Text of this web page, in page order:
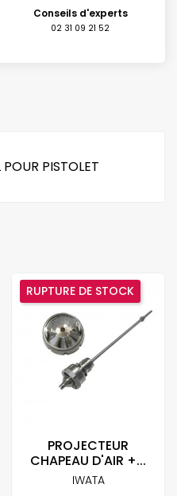
Conseils d'experts
02 31 09 21 52
PISTOLET
PROJECTEUR
CHAPEAU D'AIR +...
IWATA
RUPTURE DE STOCK